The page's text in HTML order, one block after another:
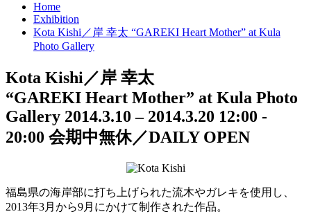
Home
Exhibition
Kota Kishi／岸 幸太 “GAREKI Heart Mother” at Kula
Photo Gallery
Kota Kishi／岸 幸太
“GAREKI Heart Mother” at Kula Photo
Gallery 2014.3.10 – 2014.3.20 12:00 -
20:00 会期中無休／DAILY OPEN
福島県の海岸部に打ち上げられた流木やガレキを使用し、
2013年3月から9月にかけて制作された作品。